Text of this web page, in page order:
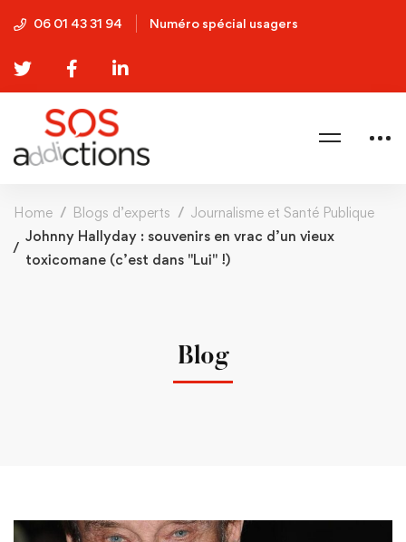
06 01 43 31 94 Numéro spécial usagers
Home Blogs d’experts
Journalisme et Santé Publique
Johnny Hallyday : souvenirs en vrac d’un vieux
toxicomane (c’est dans "Lui" !)
Blog